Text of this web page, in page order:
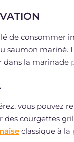
de consommer
saumon mariné.
dans la marinade
vous pouvez
des courgettes
classique à la